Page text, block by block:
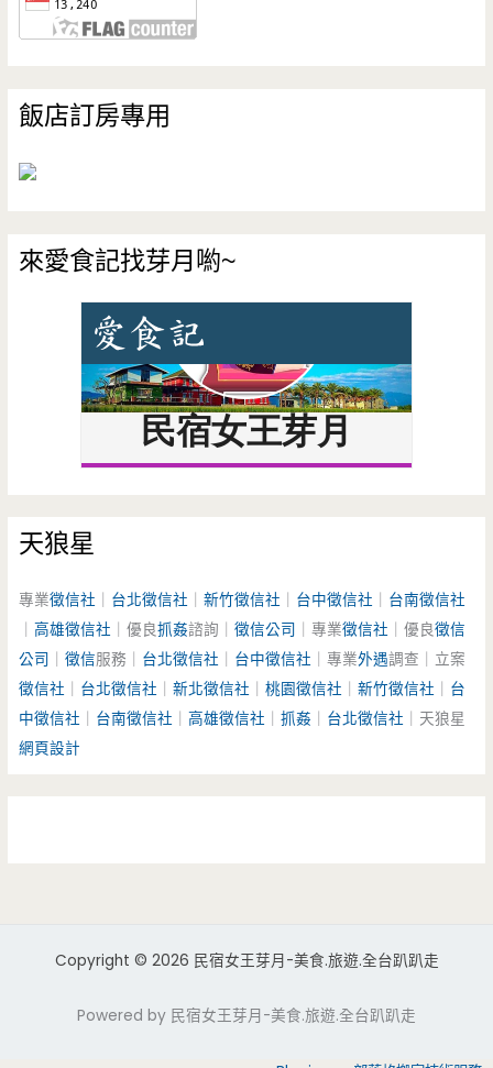
飯店訂房專用
來愛食記找芽月喲~
天狼星
專業徵信社 台北徵信社 ｜新竹徵信社 台中徵信社
台南徵信社
｜高雄徵信社 ｜優良抓姦諮詢｜徵信公司 ｜專業徵信社 ｜優良徵信
公司 ｜徵信服務｜ 台北徵信社 台中徵信社 ｜專業外遇調查｜立案
徵信社
台北徵信社 ｜新北徵信社 ｜桃園徵信社 ｜新竹徵信社
台
中徵信社
台南徵信社 ｜高雄徵信社 ｜抓姦 台北徵信社 ｜天狼星
網頁設計
Copyright © 2026 民宿女王芽月-美食.旅遊.全台趴趴走
Powered by 民宿女王芽月-美食.旅遊.全台趴趴走